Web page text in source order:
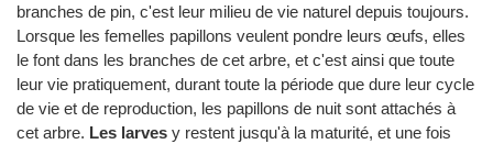
branches de pin, c'est leur milieu de vie naturel depuis toujours.
Lorsque les femelles papillons veulent pondre leurs œufs, elles
le font dans les branches de cet arbre, et c'est ainsi que toute
leur vie pratiquement, durant toute la période que dure leur cycle
de vie et de reproduction, les papillons de nuit sont attachés à
cet arbre. Les larves y restent jusqu'à la maturité, et une fois